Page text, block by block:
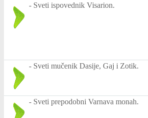
- Sveti ispovednik Visarion.
- Sveti mučenik Dasije, Gaj i Zotik.
- Sveti prepodobni Varnava monah.